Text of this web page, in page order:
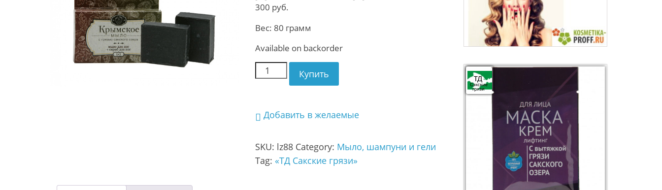
300 руб.
Вес: 80 грамм
Available on backorder
Купить
Добавить в желаемые
SKU: lz88 Category: Мыло, шампуни и гели
Tag: «ТД Сакские грязи»